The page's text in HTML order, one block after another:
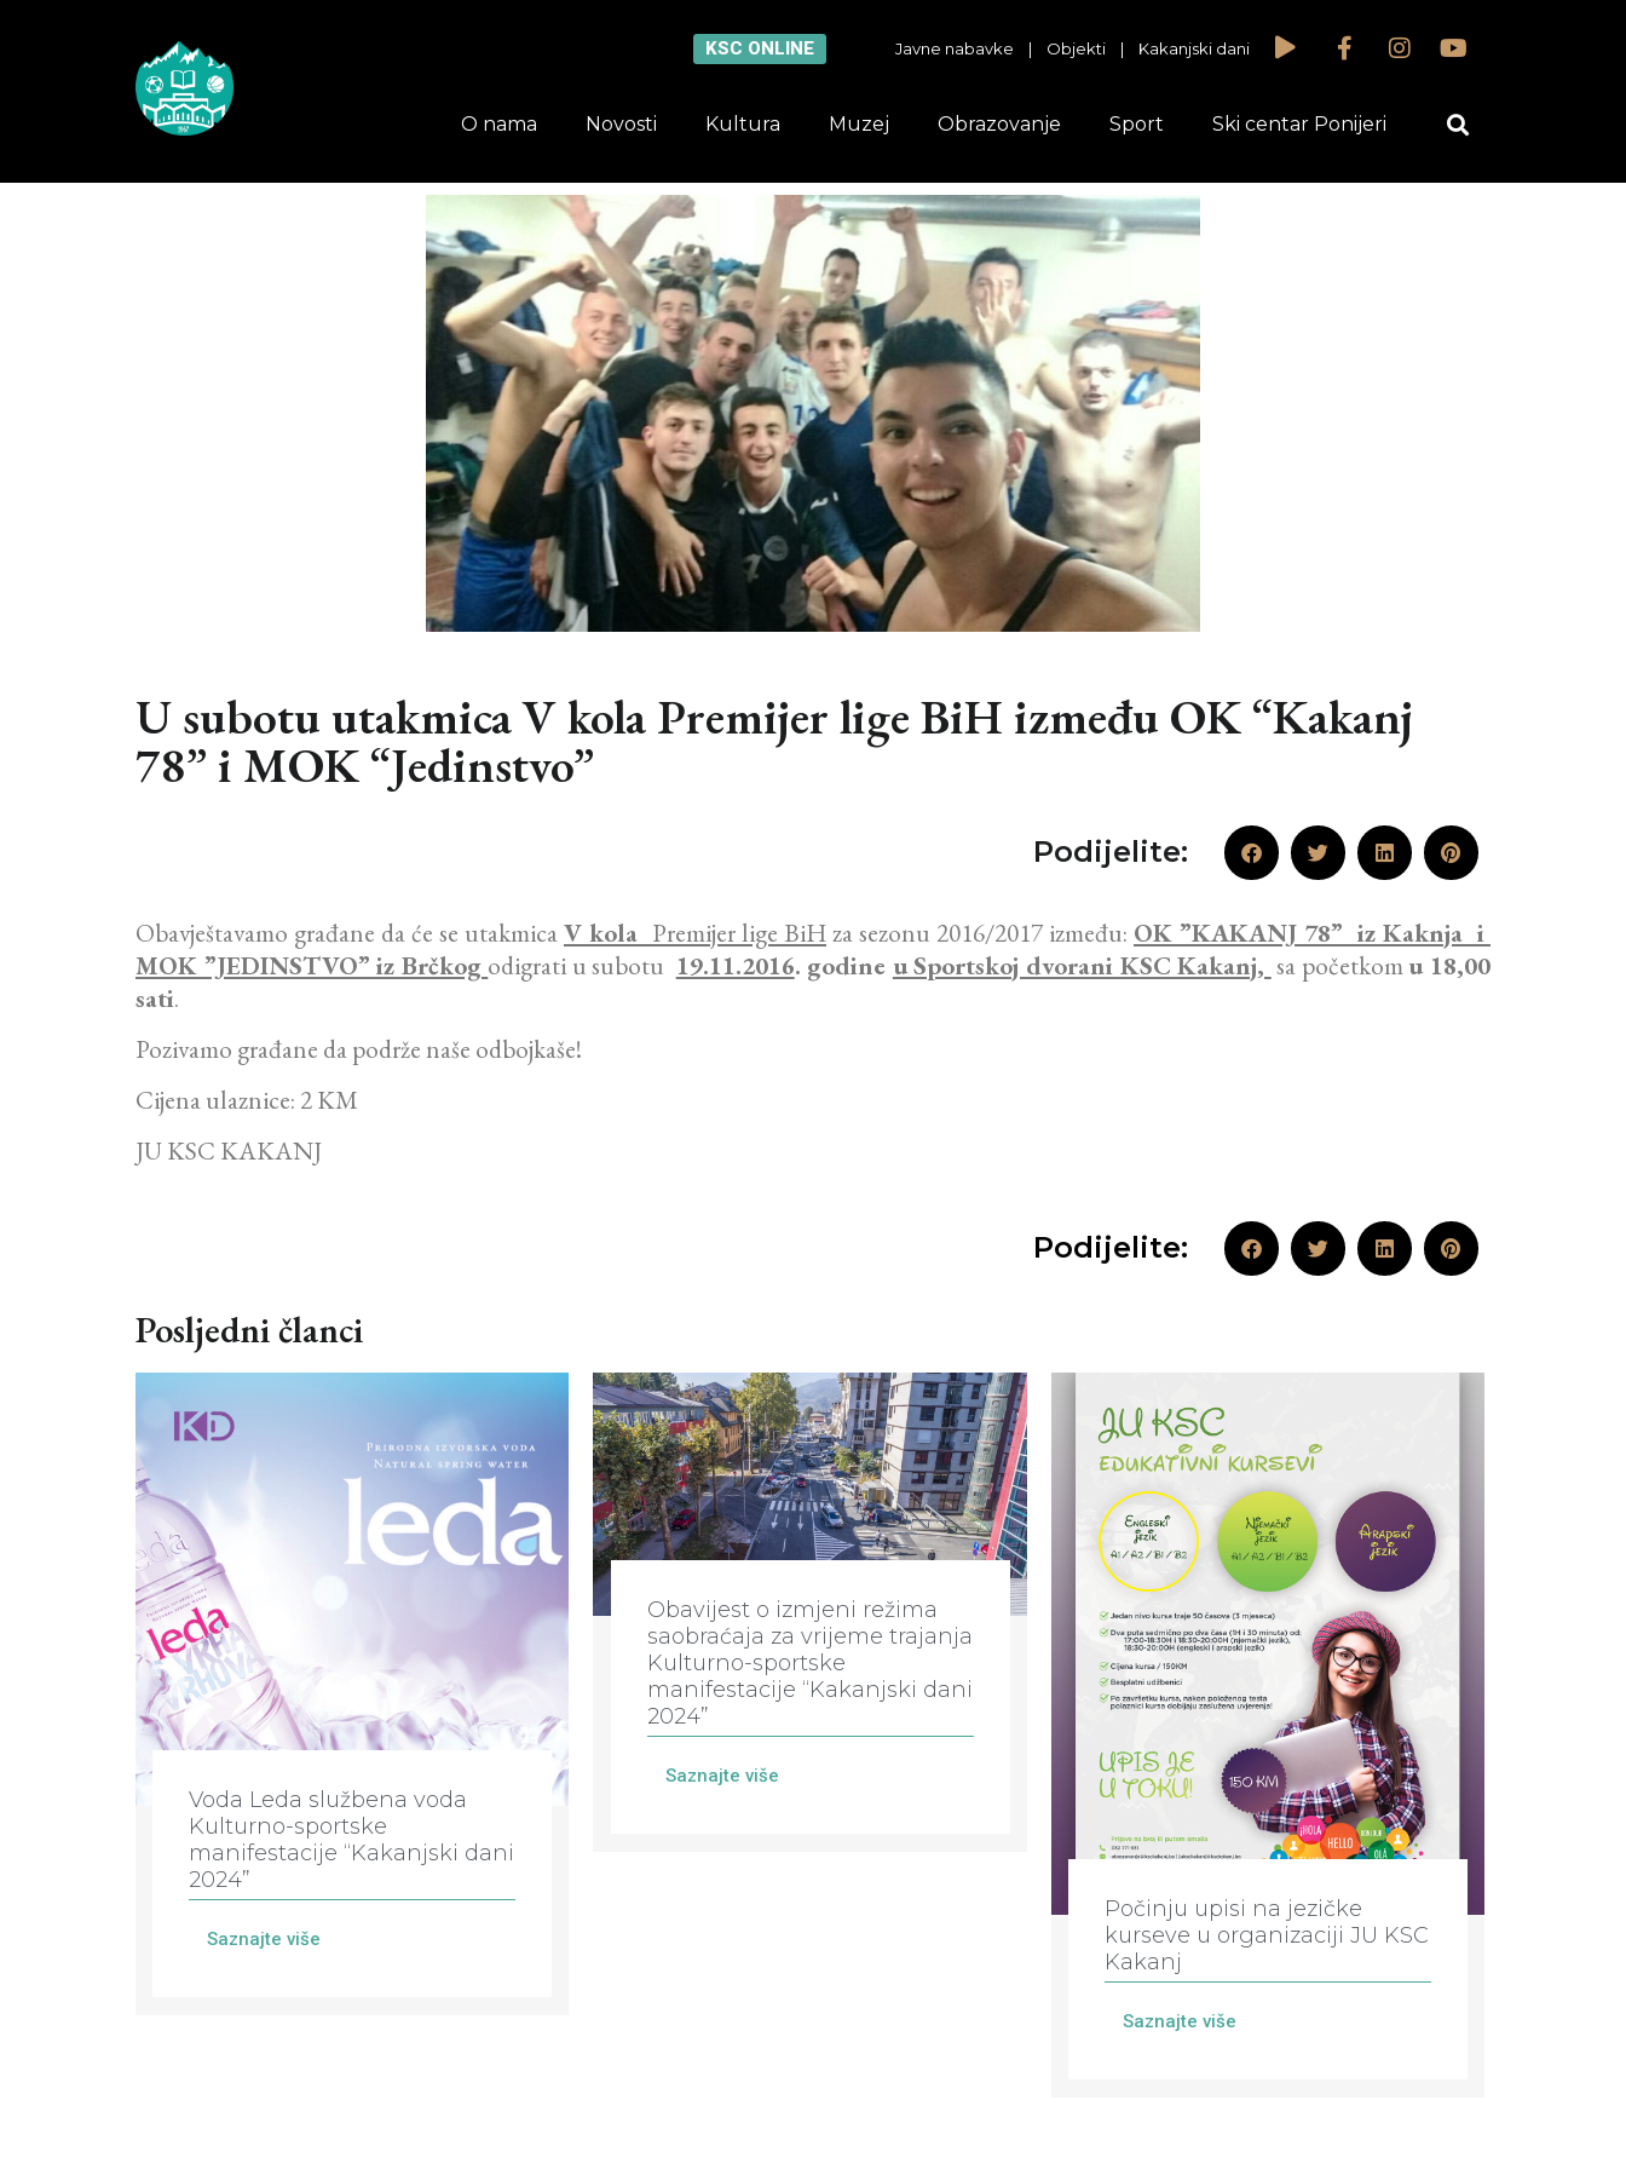
KSC ONLINE Javne nabavke | Objekti | Kakanjski dani
O nama Novosti Kultura Muzej Obrazovanje Sport Ski centar Ponijeri
U subotu utakmica V kola Premijer lige BiH između OK “Kakanj
78” i MOK “Jedinstvo”
Podijelite:
Obavještavamo građane da će se utakmicaV kola Premijer lige BiHza sezonu 2016/2017 između: OK ”KAKANJ 78” iz Kaknja i
MOK ”JEDINSTVO” iz Brčkog odigrati u subotu 19.11.2016. godine u Sportskoj dvorani KSC Kakanj, sa početkomu 18,00
sati.
Pozivamo građane da podrže naše odbojkaše!
Cijena ulaznice: 2 KM
JU KSC KAKANJ
Podijelite:
Posljedni članci
Voda Leda službena voda
Kulturno-sportske
manifestacije “Kakanjski dani
2024”
Saznajte više
Obavijest o izmjeni režima
saobraćaja za vrijeme trajanja
Kulturno-sportske
manifestacije “Kakanjski dani
2024”
Saznajte više
Počinju upisi na jezičke
kurseve u organizaciji JU KSC
Kakanj
Saznajte više